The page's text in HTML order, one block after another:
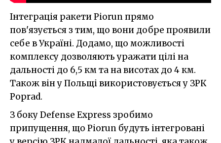
Інтеграція ракети Piorun прямо
пов'язується з тим, що вони добре проявили
себе в Україні. Додамо, що можливості
комплексу дозволяють уражати цілі на
дальності до 6,5 км та на висотах до 4 км.
Також він у Польщі використовується у ЗРК
Poprad.
З боку Defense Express зробимо
припущення, що Piorun будуть інтегровані